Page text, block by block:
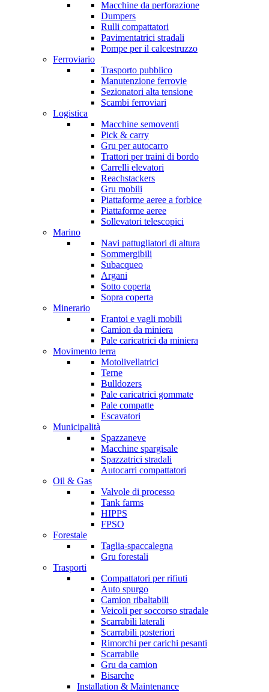
Macchine da perforazione
Dumpers
Rulli compattatori
Pavimentatrici stradali
Pompe per il calcestruzzo
Ferroviario
Trasporto pubblico
Manutenzione ferrovie
Sezionatori alta tensione
Scambi ferroviari
Logistica
Macchine semoventi
Pick & carry
Gru per autocarro
Trattori per traini di bordo
Carrelli elevatori
Reachstackers
Gru mobili
Piattaforme aeree a forbice
Piattaforme aeree
Sollevatori telescopici
Marino
Navi pattugliatori di altura
Sommergibili
Subacqueo
Argani
Sotto coperta
Sopra coperta
Minerario
Frantoi e vagli mobili
Camion da miniera
Pale caricatrici da miniera
Movimento terra
Motolivellatrici
Terne
Bulldozers
Pale caricatrici gommate
Pale compatte
Escavatori
Municipalità
Spazzaneve
Macchine spargisale
Spazzatrici stradali
Autocarri compattatori
Oil & Gas
Valvole di processo
Tank farms
HIPPS
FPSO
Forestale
Taglia-spaccalegna
Gru forestali
Trasporti
Compattatori per rifiuti
Auto spurgo
Camion ribaltabili
Veicoli per soccorso stradale
Scarrabili laterali
Scarrabili posteriori
Rimorchi per carichi pesanti
Scarrabile
Gru da camion
Bisarche
Installation & Maintenance